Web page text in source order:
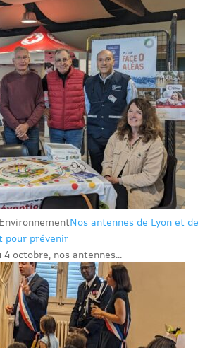
Nos antennes de Lyon et de
pour prévenir
octobre, nos antennes...